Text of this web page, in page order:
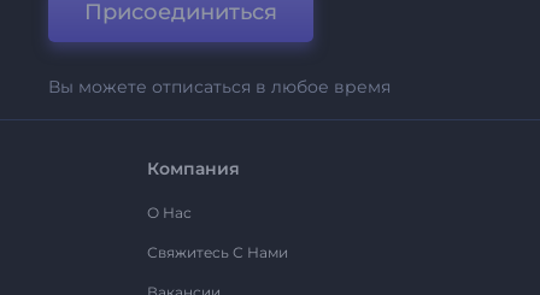
Присоединиться
Вы можете отписаться в любое время
Компания
О Нас
Свяжитесь С Нами
Вакансии